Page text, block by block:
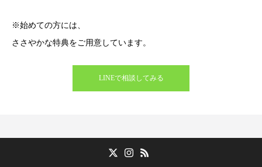
※始めての方には、
ささやかな特典をご用意しています。
LINEで相談してみる